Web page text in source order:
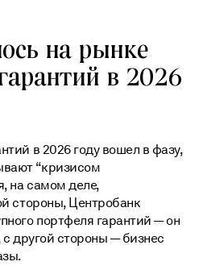
на рынке
в 2026
в 2026 году вошел в фазу,
“кризисом
на самом деле,
стороны, Центробанк
портфеля гарантий — он
с другой стороны — бизнес